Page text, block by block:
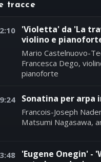
tracce
'Violetta' da 'La
violino e
Mario Castelnuovo-
Francesca Dego,
pianoforte
Sonatina per arpa
Francois-Joseph
Matsumi Nagasawa,
'Eugene Onegin' -